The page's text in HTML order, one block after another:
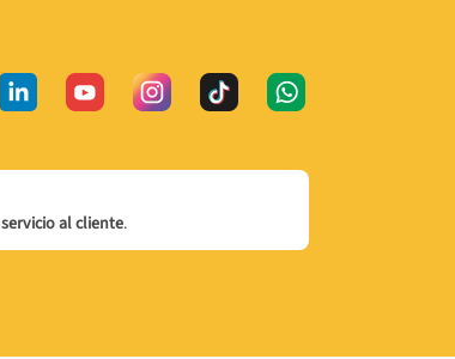
servicio al cliente.